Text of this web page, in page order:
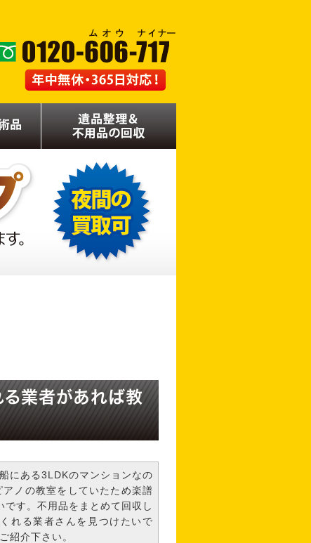
る業者があれば教
にある3LDKのマンションなの
ノの教室をしていたため楽譜
す。不用品をまとめて回収し
れる業者さんを見つけたいで
紹介下さい。